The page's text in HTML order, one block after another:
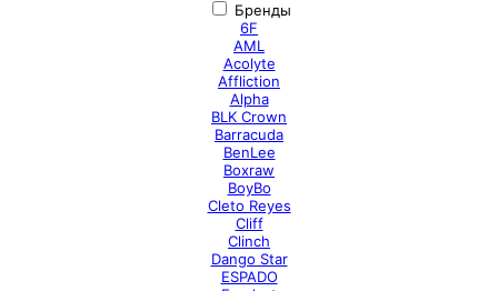
Бренды
6F
AML
Acolyte
Affliction
Alpha
BLK Crown
Barracuda
BenLee
Boxraw
BoyBo
Cleto Reyes
Cliff
Clinch
Dango Star
ESPADO